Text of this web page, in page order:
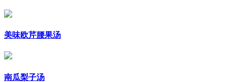
美味欧芹腰果汤
南瓜梨子汤